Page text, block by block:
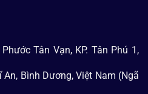
Tân Vạn, KP. Tân Phú 1,
An, Bình Dương, Việt Nam (Ngã